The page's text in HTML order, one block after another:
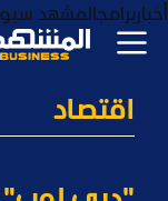
أخباربرامجالمشهد
اقتصاد